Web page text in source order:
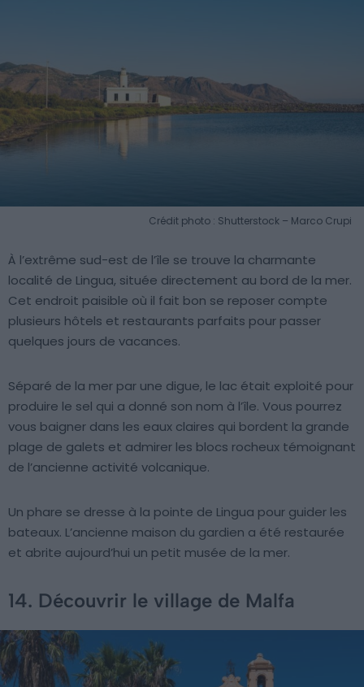
Crédit photo : Shutterstock – Marco Crupi
À l’extrême sud-est de l’île se trouve la charmante
localité de Lingua, située directement au bord de la mer.
Cet endroit paisible où il fait bon se reposer compte
plusieurs hôtels et restaurants parfaits pour passer
quelques jours de vacances.
Séparé de la mer par une digue, le lac était exploité pour
produire le sel qui a donné son nom à l’île. Vous pourrez
vous baigner dans les eaux claires qui bordent la grande
plage de galets et admirer les blocs rocheux témoignant
de l’ancienne activité volcanique.
Un phare se dresse à la pointe de Lingua pour guider les
bateaux. L’ancienne maison du gardien a été restaurée
et abrite aujourd’hui un petit musée de la mer.
14. Découvrir le village de Malfa